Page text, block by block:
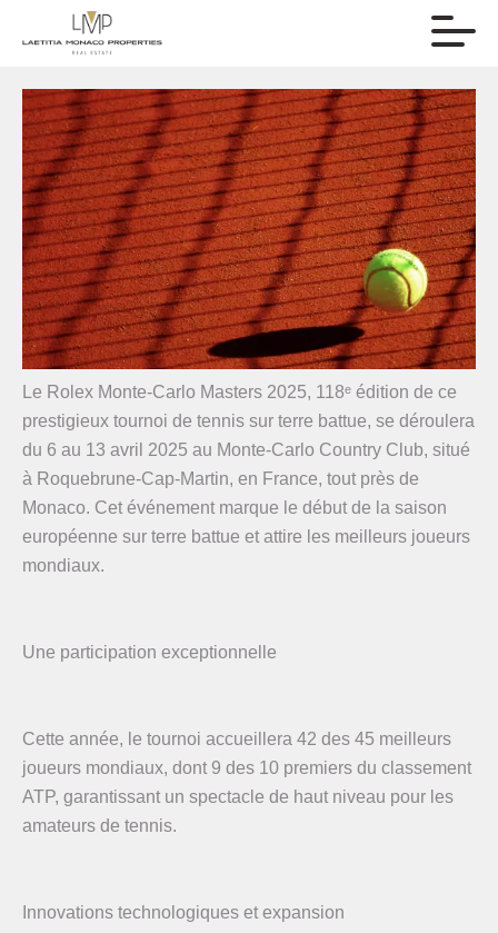
Le Rolex Monte-Carlo Masters 2025, 118ᵉ édition de ce
prestigieux tournoi de tennis sur terre battue, se déroulera
du 6 au 13 avril 2025 au Monte-Carlo Country Club, situé
à Roquebrune-Cap-Martin, en France, tout près de
Monaco. Cet événement marque le début de la saison
européenne sur terre battue et attire les meilleurs joueurs
mondiaux.
Une participation exceptionnelle
Cette année, le tournoi accueillera 42 des 45 meilleurs
joueurs mondiaux, dont 9 des 10 premiers du classement
ATP, garantissant un spectacle de haut niveau pour les
amateurs de tennis.
Innovations technologiques et expansion